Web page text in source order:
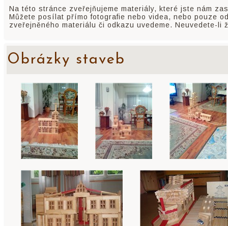
Na této stránce zveřejňujeme materiály, které jste nám
Můžete posílat přímo fotografie nebo videa, nebo pouze
zveřejněného materiálu či odkazu uvedeme. Neuvedete-
Obrázky staveb